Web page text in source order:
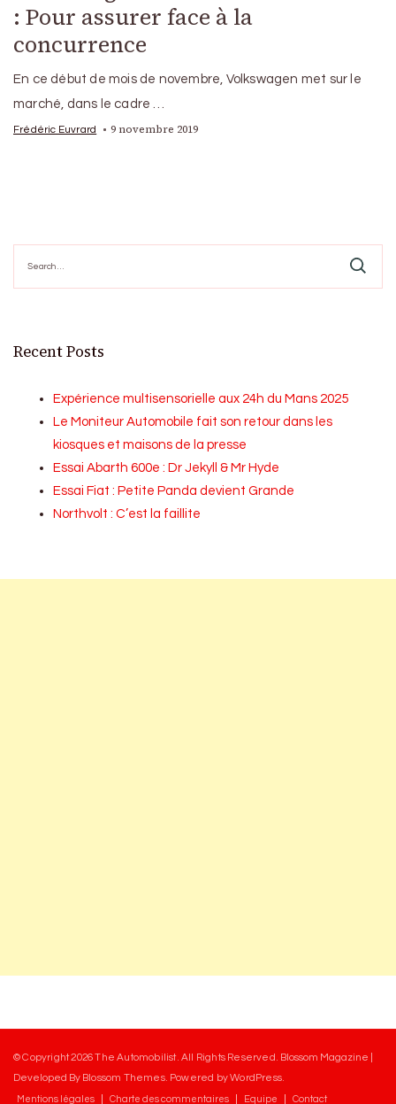
: Pour assurer face à la
concurrence
En ce début de mois de novembre, Volkswagen met sur le
marché, dans le cadre …
Frédéric Euvrard 9 novembre 2019
for:
Recent Posts
Expérience multisensorielle aux 24h du Mans 2025
Le Moniteur Automobile fait son retour dans les
kiosques et maisons de la presse
Essai Abarth 600e : Dr Jekyll & Mr Hyde
Essai Fiat : Petite Panda devient Grande
Northvolt : C’est la faillite
© Copyright 2026The Automobilist. All Rights Reserved. Blossom Magazine |
Developed By Blossom Themes. Powered byWordPress
Mentions légales Charte des commentaires Equipe Contact